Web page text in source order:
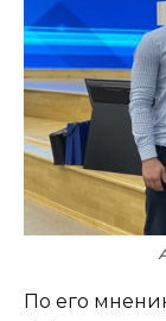
По его